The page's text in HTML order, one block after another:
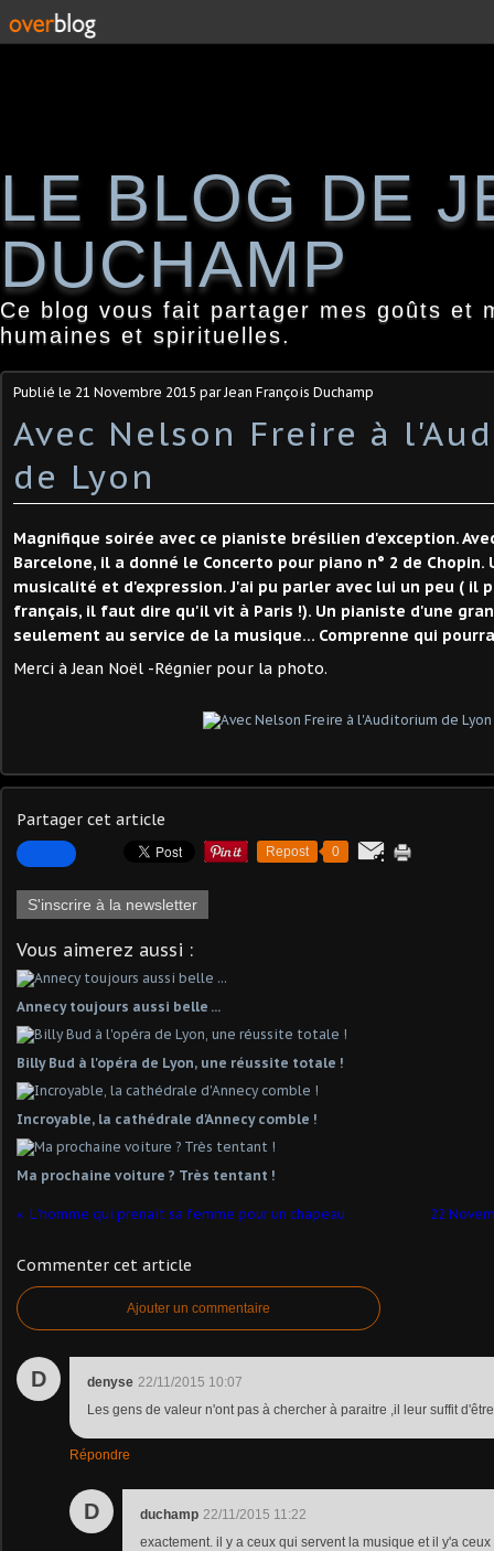
LE BLOG DE
DUCHAMP
Ce blog vous fait partager mes goûts et
humaines et spirituelles.
Publié le 21 Novembre 2015 par Jean François Duchamp
Avec Nelson Freire à
de Lyon
Magnifique soirée avec ce pianiste brésilien d'exception.
Barcelone, il a donné le Concerto pour piano n° 2 de Chopin.
musicalité et d'expression. J'ai pu parler avec lui un peu ( il
français, il faut dire qu'il vit à Paris !). Un pianiste d'une
seulement au service de la musique... Comprenne qui
Merci à Jean Noël -Régnier pour la photo.
Partager cet article
Repost 0
S'inscrire à la newsletter
Vous aimerez aussi :
Annecy toujours aussi belle ...
Billy Bud à l'opéra de Lyon, une réussite totale !
Incroyable, la cathédrale d'Annecy comble !
Ma prochaine voiture ? Très tentant !
L'homme qui prenait sa femme pour un chapeau 22
Commenter cet article
Ajouter un commentaire
D denyse 22/11/2015 10:07
Les gens de valeur n'ont pas à chercher à paraitre ,il leur suffit
Répondre
D duchamp 22/11/2015 11:22
exactement. il y a ceux qui servent la musique et il y'a